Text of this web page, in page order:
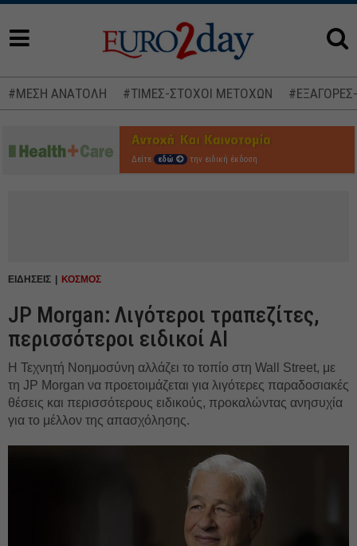
#ΜΕΣΗ ΑΝΑΤΟΛΗ #ΤΙΜΕΣ-ΣΤΟΧΟΙ ΜΕΤΟΧΩΝ
Δείτε εδώ την ειδική έκδοση
ΕΙΔΗΣΕΙΣ ΚΟΣΜΟΣ
JP Morgan: Λιγότεροι τραπεζίτες,
περισσότεροι ειδικοί AI
Η Τεχνητή Νοημοσύνη αλλάζει το τοπίο στη Wall Street, με
τη JP Morgan να προετοιμάζεται για λιγότερες παραδοσιακές
θέσεις και περισσότερους ειδικούς, προκαλώντας ανησυχία
για το μέλλον της απασχόλησης.